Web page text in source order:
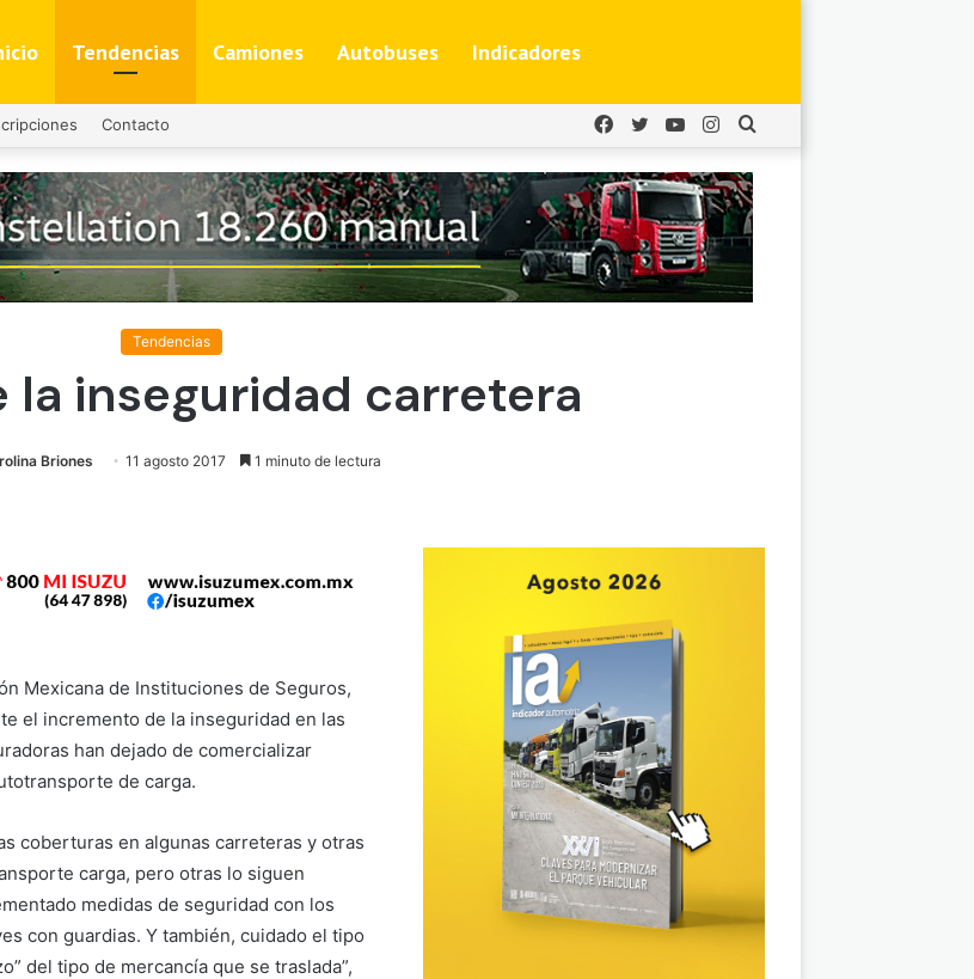
Tendencias Camiones Autobuses Indicadores
Contacto
Buscar
Instagram
YouTube
Twitter
Facebook
Tendencias
la inseguridad carretera
Briones 11 agosto 2017 1 minuto de lectura
Mexicana de Instituciones de Seguros,
el incremento de la inseguridad en las
han dejado de comercializar
de carga.
coberturas en algunas carreteras y otras
carga, pero otras lo siguen
medidas de seguridad con los
con guardias. Y también, cuidado el tipo
del tipo de mercancía que se traslada”,